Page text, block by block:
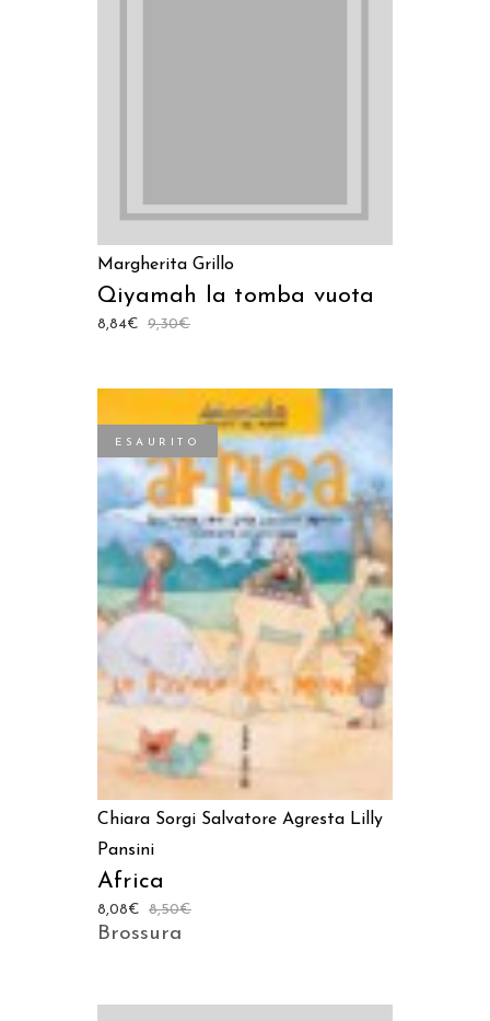
Margherita Grillo
Qiyamah la tomba vuota
9,30€
8,84€
ESAURITO
LEGGI TUTTO
Chiara Sorgi Salvatore Agresta Lilly
Pansini
Africa
8,50€
8,08€
Brossura